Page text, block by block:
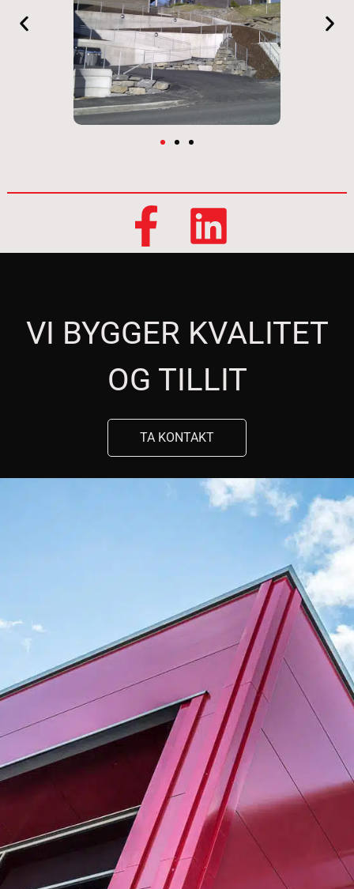
VI BYGGER KVALITET
OG TILLIT
TA KONTAKT